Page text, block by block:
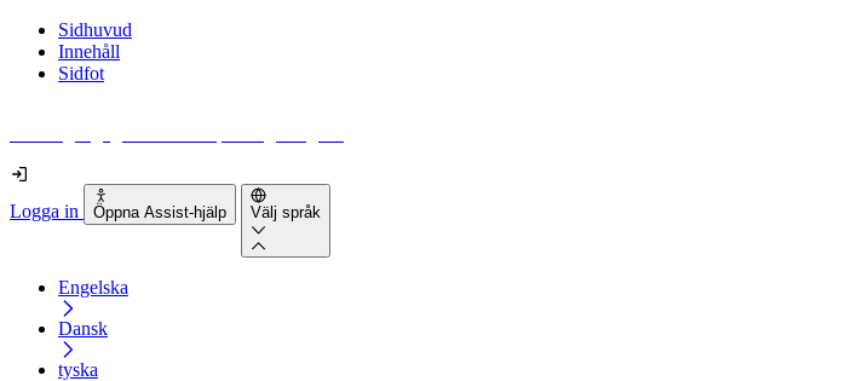
Sidhuvud
Innehåll
Sidfot
Logga in Öppna Assist-hjälp Välj språk
Engelska
Dansk
tyska